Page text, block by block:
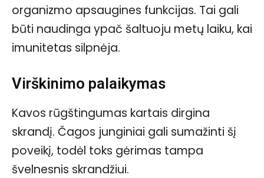
organizmo apsaugines funkcijas. Tai gali
būti naudinga ypač šaltuoju metų laiku, kai
imunitetas silpnėja.
Virškinimo palaikymas
Kavos rūgštingumas kartais dirgina
skrandį. Čagos junginiai gali sumažinti šį
poveikį, todėl toks gėrimas tampa
švelnesnis skrandžiui.